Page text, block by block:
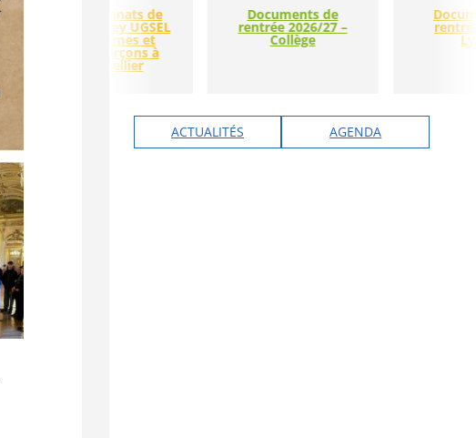
Championnats de
France volley UGSEL
des minimes et
cadets garçons à
Montpellier
Documents de
rentrée 2026/27 –
Collège
ACTUALITÉS AGENDA